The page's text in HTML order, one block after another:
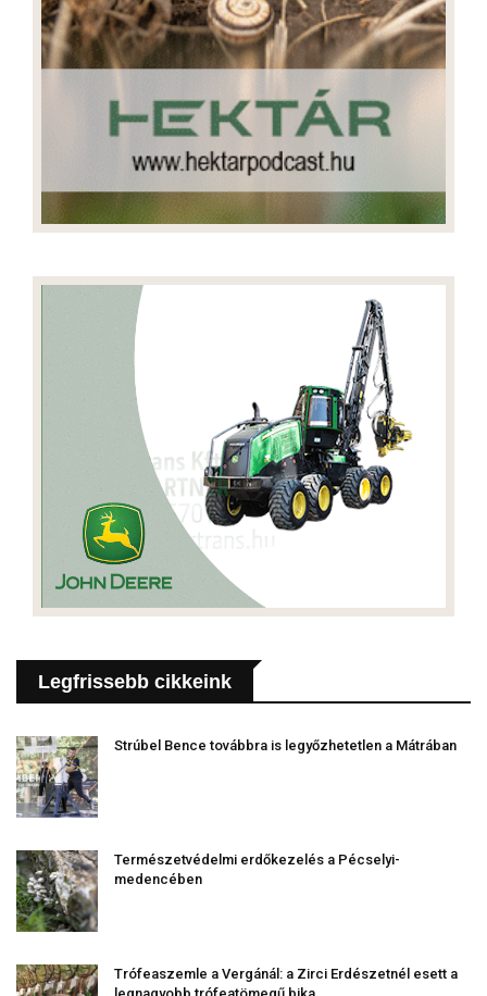
Legfrissebb cikkeink
Strúbel Bence továbbra is legyőzhetetlen a Mátrában
Természetvédelmi erdőkezelés a Pécselyi-
medencében
Trófeaszemle a Vergánál: a Zirci Erdészetnél esett a